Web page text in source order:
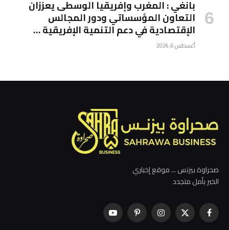
بانغي : المغرب وإفريقيا الوسطى يعززان
التعاون المؤسساتي ودور المجالس
الإقتصادية في دعم التنمية الإفريقية …
أغسطس 6, 2026
صحراوة بيزنس ... موقع إخباري
الخبر بأمل متجدد
فيسبوكX
الانستغرامبينتيريستيوتيوب